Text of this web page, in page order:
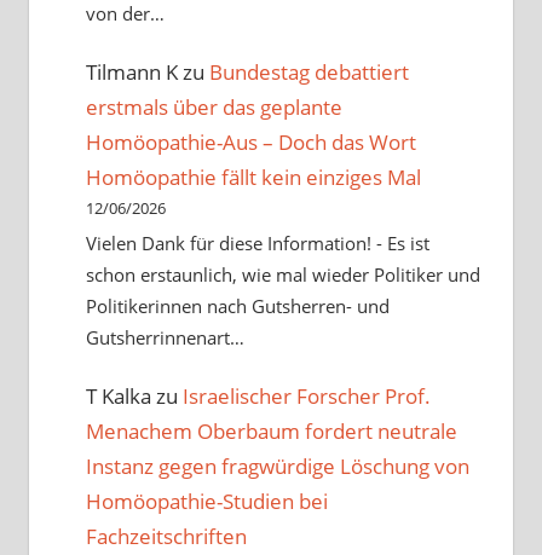
von der…
Tilmann Kzu Bundestag debattiert
erstmals über das geplante
Homöopathie-Aus – Doch das Wort
Homöopathie fällt kein einziges Mal
12/06/2026
Vielen Dank für diese Information! - Es ist
schon erstaunlich, wie mal wieder Politiker und
Politikerinnen nach Gutsherren- und
Gutsherrinnenart…
T Kalka zu Israelischer Forscher Prof.
Menachem Oberbaum fordert neutrale
Instanz gegen fragwürdige Löschung von
Homöopathie-Studien bei
Fachzeitschriften